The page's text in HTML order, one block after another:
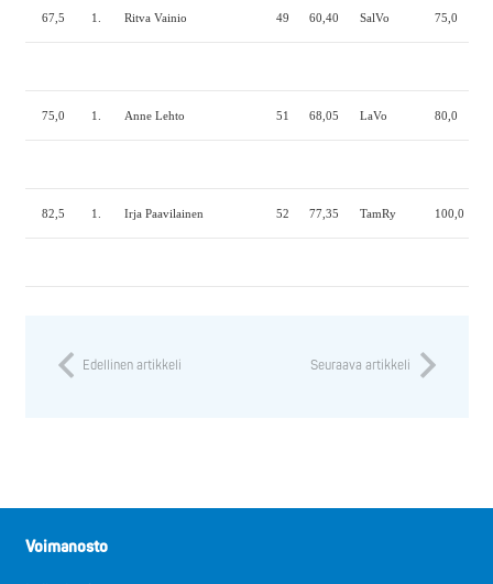
67,5 1. Ritva Vainio 49 60,40 SalVo 75,0
75,0 1. Anne Lehto 51 68,05 LaVo 80,0
82,5 1. Irja Paavilainen 52 77,35 TamRy 100,0
Edellinen artikkeli Seuraava artikkeli
Voimanosto